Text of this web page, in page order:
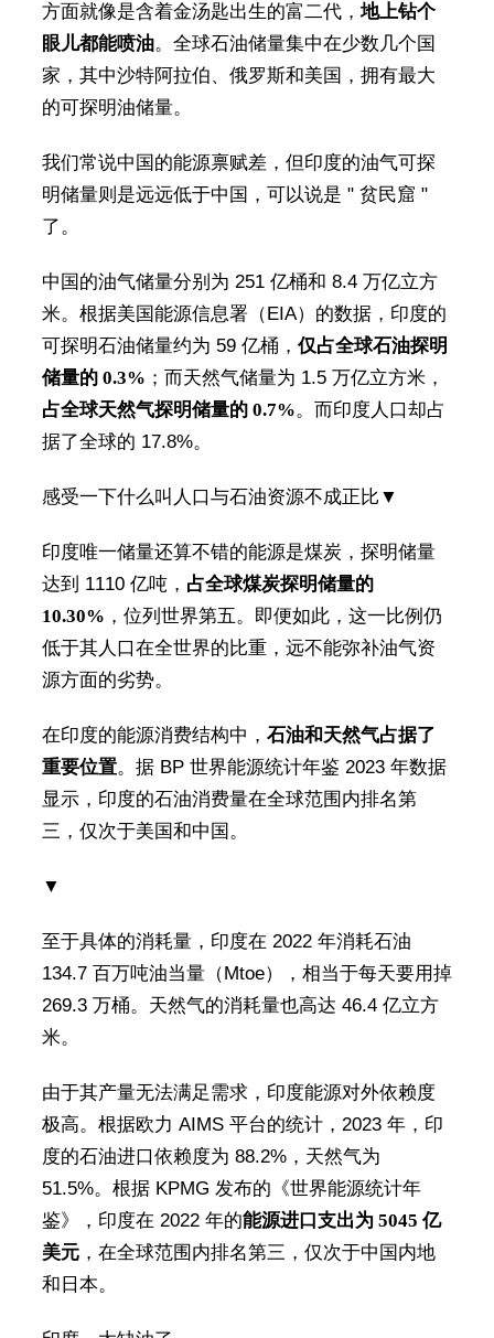
方面就像是含着金汤匙出生的富二代， 地上钻个
眼儿都能喷油。全球石油储量集中在少数几个国
家，其中沙特阿拉伯、俄罗斯和美国，拥有最大
的可探明油储量。
我们常说中国的能源禀赋差，但印度的油气可探
明储量则是远远低于中国，可以说是 " 贫民窟 "
了。
中国的油气储量分别为 251 亿桶和 8.4 万亿立方
米。根据美国能源信息署（EIA）的数据，印度的
可探明石油储量约为 59 亿桶， 仅占全球石油探明
储量的 0.3% ；而天然气储量为 1.5 万亿立方米，
占全球天然气探明储量的 0.7%。而印度人口却占
据了全球的 17.8%。
感受一下什么叫人口与石油资源不成正比▼
印度唯一储量还算不错的能源是煤炭，探明储量
达到 1110 亿吨， 占全球煤炭探明储量的
10.30% ，位列世界第五。即便如此，这一比例仍
低于其人口在全世界的比重，远不能弥补油气资
源方面的劣势。
在印度的能源消费结构中， 石油和天然气占据了
重要位置。据 BP 世界能源统计年鉴 2023 年数据
显示，印度的石油消费量在全球范围内排名第
三，仅次于美国和中国。
▼
至于具体的消耗量，印度在 2022 年消耗石油
134.7 百万吨油当量（Mtoe），相当于每天要用掉
269.3 万桶。天然气的消耗量也高达 46.4 亿立方
米。
由于其产量无法满足需求，印度能源对外依赖度
极高。根据欧力 AIMS 平台的统计，2023 年，印
度的石油进口依赖度为 88.2%，天然气为
51.5%。根据 KPMG 发布的《世界能源统计年
鉴》，印度在 2022 年的能源进口支出为 5045 亿
美元，在全球范围内排名第三，仅次于中国内地
和日本。